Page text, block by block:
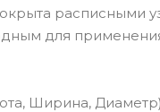
расписными
для
Ширина,